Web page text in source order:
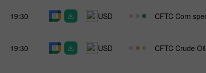
19:30 USD CFTC Corn
19:30 USD CFTC Crude